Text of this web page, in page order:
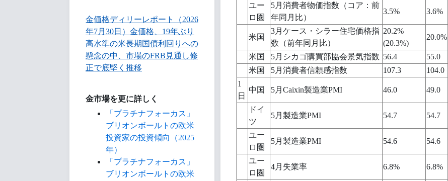
金価格ディリーレポート（2026
年7月30日）金価格、19年ぶり
高水準の米長期国債利回りへの
懸念の中、市場のFRB見通し修
正で底堅く推移
金市場を更に詳しく
「プラチナフォーカス」
ブリオンボールトの欧米
投資家の投資傾向（2025
年）
「プラチナフォーカス」
ブリオンボールトの欧米
ユー
ロ圏
5月消費者物価指数（コア：前
年同月比）
3.5% 3.6%
米国
3月ケース・シラー住宅価格指
数（前年同月比）
20.2%
(20.3%)
20.0%
米国 5月シカゴ購買部協会景気指数 56.4 55.0
米国
5月消費者信頼感指数 107.3 104.0
1
日
中国 5月Caixin製造業PMI 46.0 49.0
ドイ
ツ
5月製造業PMI 54.7 54.7
ユー
ロ圏
5月製造業PMI 54.6 54.6
ユー
ロ圏
4月失業率 6.8% 6.8%